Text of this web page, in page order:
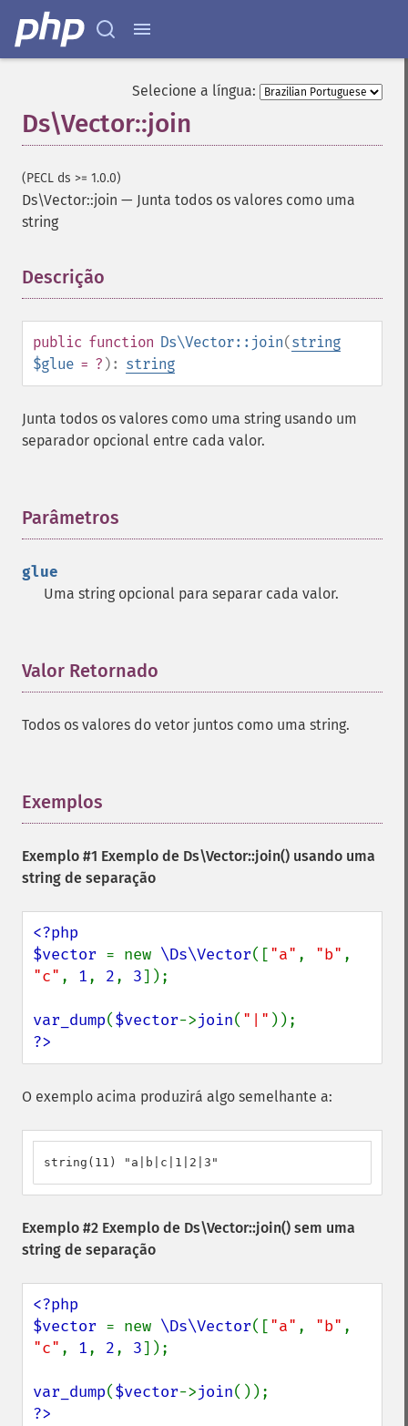
Selecione a língua:
Ds\Vector::join
(PECL ds >= 1.0.0)
Ds\Vector::join — Junta todos os valores como uma
string
Descrição
public function Ds\Vector::join(string
$glue = ? ): string
Junta todos os valores como uma string usando um
separador opcional entre cada valor.
Parâmetros
glue
Uma string opcional para separar cada valor.
Valor Retornado
Todos os valores do vetor juntos como uma string.
Exemplos
Exemplo #1 Exemplo de Ds\Vector::join() usando uma
string de separação
<?php
$vector = new \Ds\Vector(["a" , "b"
"c" , 1, 2, 3]);
var_dump($vector->join( "|"
?>
O exemplo acima produzirá algo semelhante a:
string(11) "a|b|c|1|2|3"
Exemplo #2 Exemplo de Ds\Vector::join() sem uma
string de separação
<?php
$vector = new \Ds\Vector(["a" , "b"
"c" , 1, 2, 3]);
var_dump($vector->join
?>